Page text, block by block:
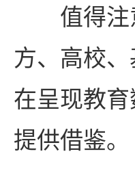
值得注
方、高校
在呈现教
提供借鉴。